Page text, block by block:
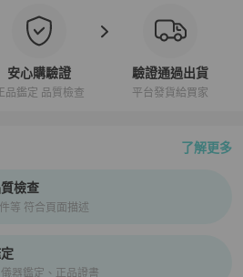
安心購驗證
品鑑定 品質檢查
驗證通過出貨
平台發貨給買家
了解更多
安心購檢驗流程介紹
檢查
等 符合頁面描述
器鑑定、正品證書